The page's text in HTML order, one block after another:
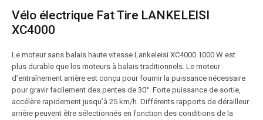
Vélo électrique Fat Tire LANKELEISI
XC4000
Le moteur sans balais haute vitesse Lankeleisi XC4000 1000 W est
plus durable que les moteurs à balais traditionnels. Le moteur
d’entraînement arrière est conçu pour fournir la puissance nécessaire
pour gravir facilement des pentes de 30°. Forte puissance de sortie,
accélère rapidement jusqu’à 25 km/h. Différents rapports de dérailleur
arrière peuvent être sélectionnés en fonction des conditions de la